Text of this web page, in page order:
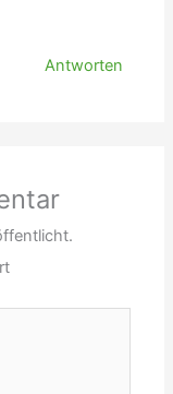
Antworten